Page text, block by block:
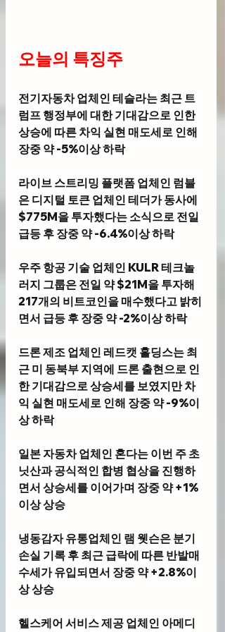
오늘의 특징주
전기자동차 업체인 테슬라는 최근 트
럼프 행정부에 대한 기대감으로 인한
상승에 따른 차익 실현 매도세로 인해
장중 약 -5%이상 하락
라이브 스트리밍 플랫폼 업체인 럼블
은 디지털 토큰 업체인 테더가 동사에
$775M을 투자했다는 소식으로 전일
급등 후 장중 약 -6.4%이상 하락
우주 항공 기술 업체인 KULR 테크놀
러지 그룹은 전일 약 $21M을 투자해
217개의 비트코인을 매수했다고 밝히
면서 급등 후 장중 약 -2%이상 하락
드론 제조 업체인 레드캣 홀딩스는 최
근 미 동북부 지역에 드론 출현으로 인
한 기대감으로 상승세를 보였지만 차
익 실현 매도세로 인해 장중 약 -9%이
상 하락
일본 자동차 업체인 혼다는 이번 주 초
닛산과 공식적인 합병 협상을 진행하
면서 상승세를 이어가며 장중 약 +1%
이상 상승
냉동감자 유통업체인 램 웻슨은 분기
손실 기록 후 최근 급락에 따른 반발매
수세가 유입되면서 장중 약 +2.8%이
상 상승
헬스케어 서비스 제공 업체인 아메디